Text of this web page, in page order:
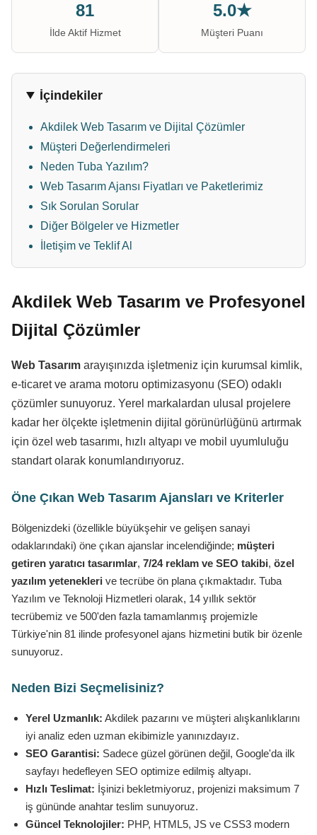
81
İlde Aktif Hizmet
5.0★
Müşteri Puanı
İçindekiler
Akdilek Web Tasarım ve Dijital Çözümler
Müşteri Değerlendirmeleri
Neden Tuba Yazılım?
Web Tasarım Ajansı Fiyatları ve Paketlerimiz
Sık Sorulan Sorular
Diğer Bölgeler ve Hizmetler
İletişim ve Teklif Al
Akdilek Web Tasarım ve Profesyonel
Dijital Çözümler
Web Tasarım arayışınızda işletmeniz için kurumsal kimlik,
e-ticaret ve arama motoru optimizasyonu (SEO) odaklı
çözümler sunuyoruz. Yerel markalardan ulusal projelere
kadar her ölçekte işletmenin dijital görünürlüğünü artırmak
için özel web tasarımı, hızlı altyapı ve mobil uyumluluğu
standart olarak konumlandırıyoruz.
Öne Çıkan Web Tasarım Ajansları ve Kriterler
Bölgenizdeki (özellikle büyükşehir ve gelişen sanayi
odaklarındaki) öne çıkan ajanslar incelendiğinde; müşteri
getiren yaratıcı tasarımlar, 7/24 reklam ve SEO takibi, özel
yazılım yetenekleri ve tecrübe ön plana çıkmaktadır. Tuba
Yazılım ve Teknoloji Hizmetleri olarak, 14 yıllık sektör
tecrübemiz ve 500'den fazla tamamlanmış projemizle
Türkiye'nin 81 ilinde profesyonel ajans hizmetini butik bir özenle
sunuyoruz.
Neden Bizi Seçmelisiniz?
Yerel Uzmanlık: Akdilek pazarını ve müşteri alışkanlıklarını
iyi analiz eden uzman ekibimizle yanınızdayız.
SEO Garantisi: Sadece güzel görünen değil, Google'da ilk
sayfayı hedefleyen SEO optimize edilmiş altyapı.
Hızlı Teslimat: İşinizi bekletmiyoruz, projenizi maksimum 7
iş gününde anahtar teslim sunuyoruz.
Güncel Teknolojiler: PHP, HTML5, JS ve CSS3 modern